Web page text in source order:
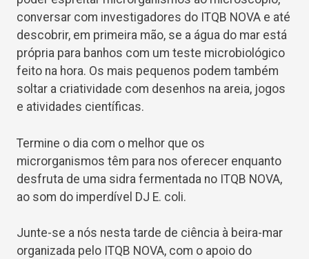
conversar com investigadores do ITQB NOVA e até
descobrir, em primeira mão, se a água do mar está
própria para banhos com um teste microbiológico
feito na hora. Os mais pequenos podem também
soltar a criatividade com desenhos na areia, jogos
e atividades científicas.
Termine o dia com o melhor que os
microrganismos têm para nos oferecer enquanto
desfruta de uma sidra fermentada no ITQB NOVA,
ao som do imperdível DJ E. coli.
Junte-se a nós nesta tarde de ciência à beira-mar
organizada pelo ITQB NOVA, com o apoio do